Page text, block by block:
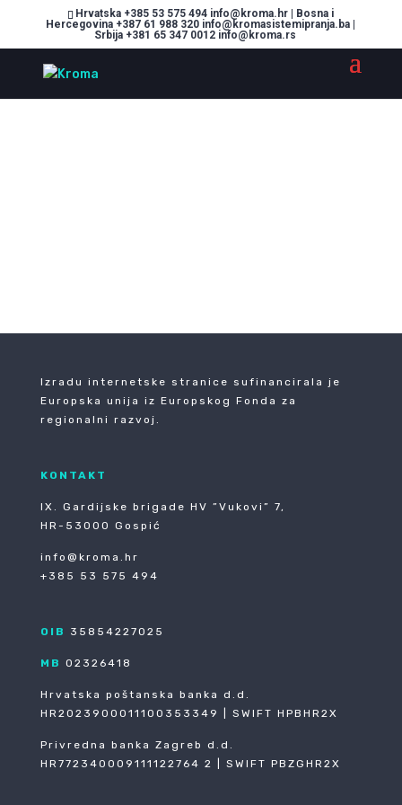
Hrvatska +385 53 575 494 info@kroma.hr | Bosna i
Hercegovina +387 61 988 320 info@kromasistemipranja.ba |
Srbija +381 65 347 0012 info@kroma.rs
Izradu internetske stranice sufinancirala je
Europska unija iz Europskog Fonda za
regionalni razvoj.
KONTAKT
IX. Gardijske brigade HV ”Vukovi” 7,
HR-53000 Gospić
info@kroma.hr
+385 53 575 494
OIB 35854227025
MB 02326418
Hrvatska poštanska banka d.d.
HR2023900011100353349 | SWIFT HPBHR2X
Privredna banka Zagreb d.d.
HR772340009111122764 2 | SWIFT PBZGHR2X